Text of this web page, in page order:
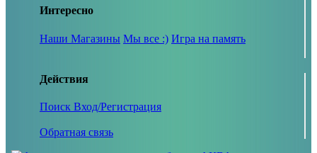
Интересно
Наши Магазины Мы все :) Игра на память
Действия
Поиск Вход/Регистрация
Обратная связь